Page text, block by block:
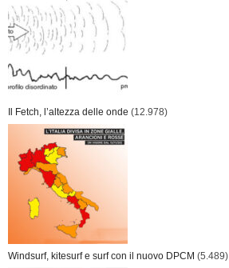
Il Fetch, l’altezza delle onde (12.978)
Windsurf, kitesurf e surf con il nuovo DPCM (5.489)